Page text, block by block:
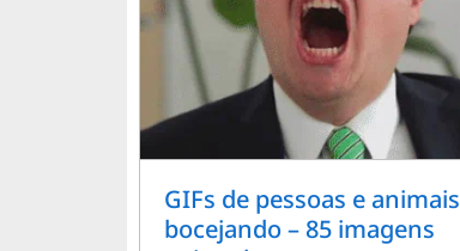
GIFs de pessoas e animais
bocejando – 85 imagens